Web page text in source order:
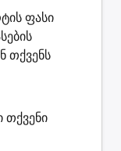
ფასი
თქვენს
თქვენი